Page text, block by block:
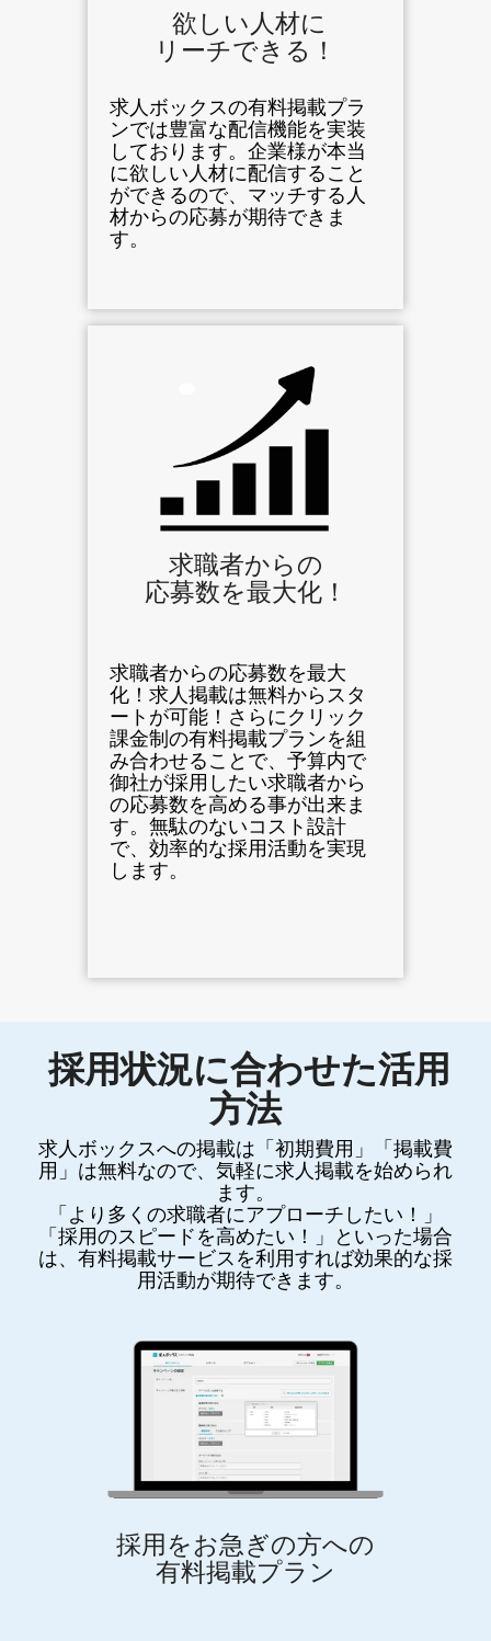
欲しい人材に
リーチできる！
求人ボックスの有料掲載プラ
ンでは豊富な配信機能を実装
しております。企業様が本当
に欲しい人材に配信すること
ができるので、マッチする人
材からの応募が期待できま
す。
求職者からの
応募数を最大化！
求職者からの応募数を最大
化！求人掲載は無料からスタ
ートが可能！さらにクリック
課金制の有料掲載プランを組
み合わせることで、予算内で
御社が採用したい求職者から
の応募数を高める事が出来ま
す。無駄のないコスト設計
で、効率的な採用活動を実現
します。
採用状況に合わせた活用
方法
求人ボックスへの掲載は「初期費用」「掲載費
用」は無料なので、気軽に求人掲載を始められ
ます。
「より多くの求職者にアプローチしたい！」
「採用のスピードを高めたい！」といった場合
は、有料掲載サービスを利用すれば効果的な採
用活動が期待できます。
採用をお急ぎの方への
有料掲載プラン